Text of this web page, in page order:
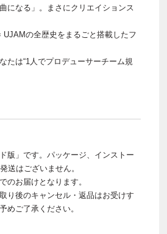
になる」。まさにクリエイションス
UJAMの全歴史をまるごと搭載したフ
たは“1人でプロデューサーチーム規
版」です。パッケージ、インストー
送はございません。
のお届けとなります。
り後のキャンセル・返品はお受けす
めご了承ください。